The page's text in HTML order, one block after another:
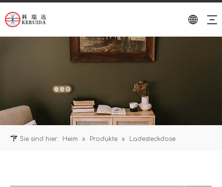
Sie sind hier: Heim » Produkte » Ladesteckdose